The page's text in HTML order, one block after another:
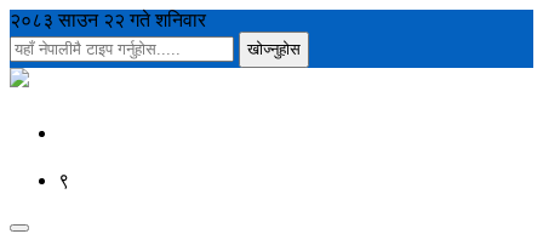
२०८३ साउन २२ गते शनिवार
९